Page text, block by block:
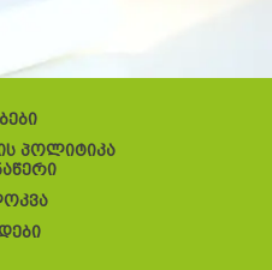
პოლიტიკა